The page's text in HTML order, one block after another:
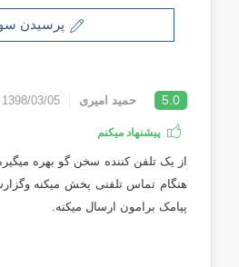
پرسیدن
5.0 حمید امیری 1398/03/05
پیشنهاد میکنم
از یک تلفن کننده سخن گو بهره
هنگام تماس تلفنی پخش میکنه
پیامک برامون ارسال میکنه.